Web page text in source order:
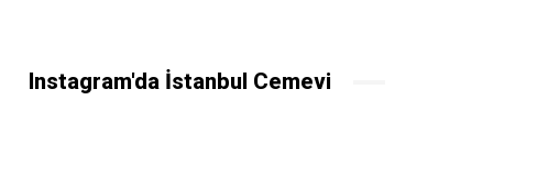
Instagram'da İstanbul Cemevi